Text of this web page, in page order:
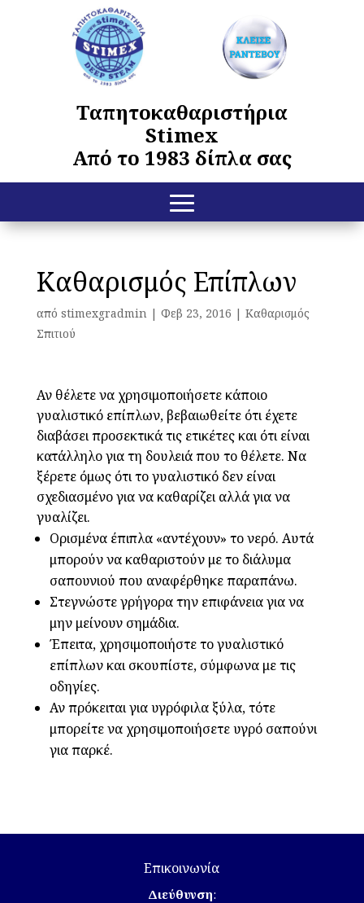
Ταπητοκαθαριστήρια
Stimex
Από το 1983 δίπλα σας
Καθαρισμός Επίπλων
από stimexgradmin| Φεβ 23, 2016 | Καθαρισμός
Σπιτιού
Αν θέλετε να χρησιμοποιήσετε κάποιο
γυαλιστικό επίπλων, βεβαιωθείτε ότι έχετε
διαβάσει προσεκτικά τις ετικέτες και ότι είναι
κατάλληλο για τη δουλειά που το θέλετε. Να
ξέρετε όμως ότι το γυαλιστικό δεν είναι
σχεδιασμένο για να καθαρίζει αλλά για να
γυαλίζει.
Ορισμένα έπιπλα «αντέχουν» το νερό. Αυτά
μπορούν να καθαριστούν με το διάλυμα
σαπουνιού που αναφέρθηκε παραπάνω.
Στεγνώστε γρήγορα την επιφάνεια για να
μην μείνουν σημάδια.
Έπειτα, χρησιμοποιήστε το γυαλιστικό
επίπλων και σκουπίστε, σύμφωνα με τις
οδηγίες.
Αν πρόκειται για υγρόφιλα ξύλα, τότε
μπορείτε να χρησιμοποιήσετε υγρό σαπούνι
για παρκέ.
Επικοινωνία
Διεύθυνση: